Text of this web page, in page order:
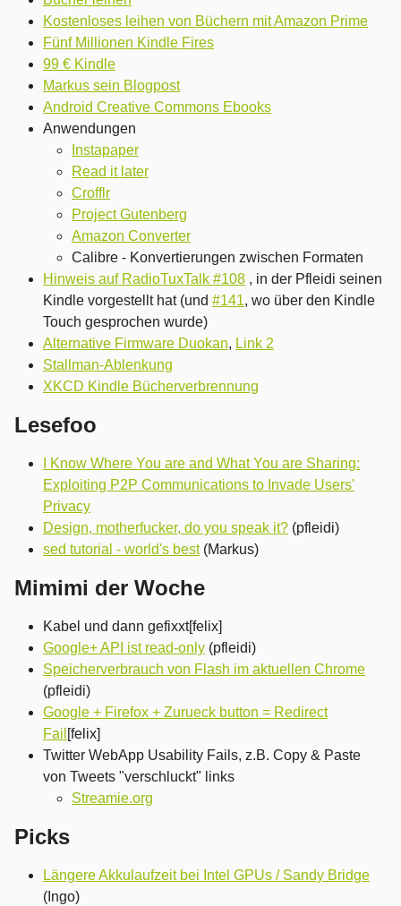
Kostenloses leihen von Büchern mit Amazon Prime
Fünf Millionen Kindle Fires
99 € Kindle
Markus sein Blogpost
Android Creative Commons Ebooks
Anwendungen
Instapaper
Read it later
Crofflr
Project Gutenberg
Amazon Converter
Calibre - Konvertierungen zwischen Formaten
Hinweis auf RadioTuxTalk #108 , in der Pfleidi seinen
Kindle vorgestellt hat (und #141, wo über den Kindle
Touch gesprochen wurde)
Alternative Firmware Duokan, Link 2
Stallman-Ablenkung
XKCD Kindle Bücherverbrennung
Lesefoo
I Know Where You are and What You are Sharing:
Exploiting P2P Communications to Invade Users'
Privacy
Design, motherfucker, do you speak it? (pfleidi)
sed tutorial - world's best(Markus)
Mimimi der Woche
Kabel und dann gefixxt[felix]
Google+ API ist read-only (pfleidi)
Speicherverbrauch von Flash im aktuellen Chrome
(pfleidi)
Google + Firefox + Zurueck button = Redirect
Fail [felix]
Twitter WebApp Usability Fails, z.B. Copy & Paste
von Tweets "verschluckt" links
Streamie.org
Picks
Längere Akkulaufzeit bei Intel GPUs / Sandy Bridge
(Ingo)